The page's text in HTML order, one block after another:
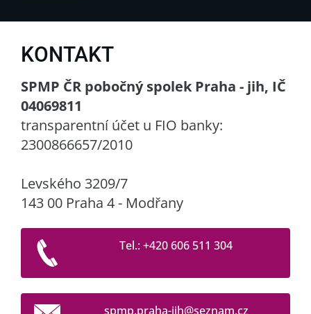
KONTAKT
SPMP ČR pobočný spolek Praha - jih, IČ
04069811
transparentní účet u FIO banky:
2300866657/2010
Levského 3209/7
143 00 Praha 4 - Modřany
Tel.: +420 606 511 304
spmp.praha-jih@seznam.cz